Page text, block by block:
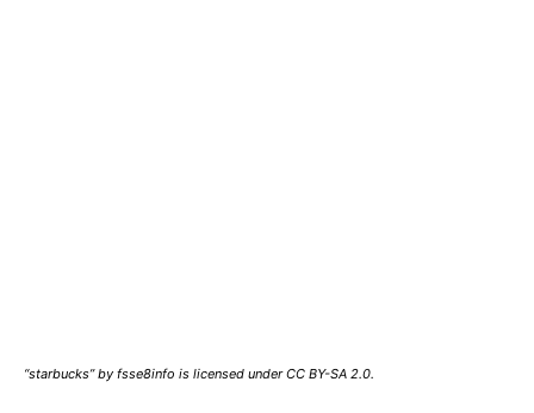
“starbucks” by fsse8info is licensed under CC BY-SA 2.0.